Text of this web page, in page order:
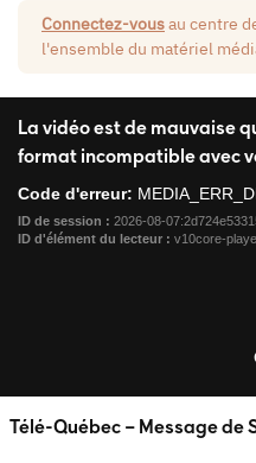
Connectez-vousau centre
l'ensemble du matériel
window.
La vidéo est de mauvaise
format incompatible avec
Code d'erreur:
ID de session : 2026-08-
ID d'élément du lecteur : v10core-
Télé-Québec – Message de